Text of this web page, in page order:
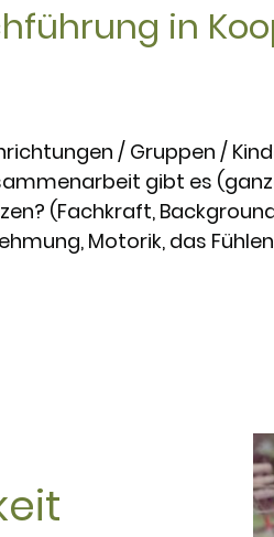
in
/ Gruppen /
gibt es
(Fachkraft, Background
Motorik, das